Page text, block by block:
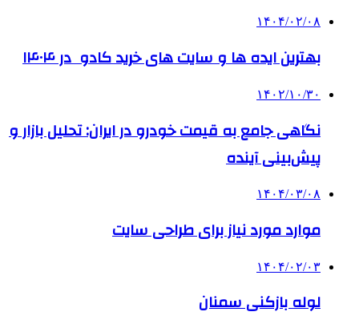
۱۴۰۴/۰۲/۰۸
بهترین ایده ها و سایت های خرید کادو در ۱۴۰۴
۱۴۰۲/۱۰/۳۰
نگاهی جامع به قیمت خودرو در ایران: تحلیل بازار و
پیش‌بینی آینده
۱۴۰۴/۰۳/۰۸
موارد مورد نیاز برای طراحی سایت
۱۴۰۴/۰۲/۰۳
لوله بازکنی سمنان